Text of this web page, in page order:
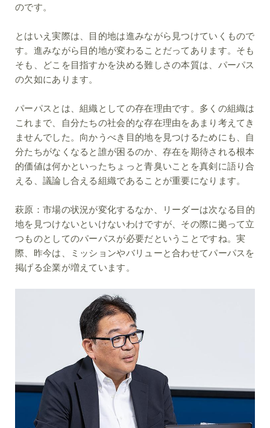
のです。
とはいえ実際は、目的地は進みながら見つけていくもので
す。進みながら目的地が変わることだってあります。そも
そも、どこを目指すかを決める難しさの本質は、パーパス
の欠如にあります。
パーパスとは、組織としての存在理由です。多くの組織は
これまで、自分たちの社会的な存在理由をあまり考えてき
ませんでした。向かうべき目的地を見つけるためにも、自
分たちがなくなると誰が困るのか、存在を期待される根本
的価値は何かといったちょっと青臭いことを真剣に語り合
える、議論し合える組織であることが重要になります。
萩原： 市場の状況が変化するなか、リーダーは次なる目的
地を見つけないといけないわけですが、その際に拠って立
つものとしてのパーパスが必要だということですね。実
際、昨今は、ミッションやバリューと合わせてパーパスを
掲げる企業が増えています。